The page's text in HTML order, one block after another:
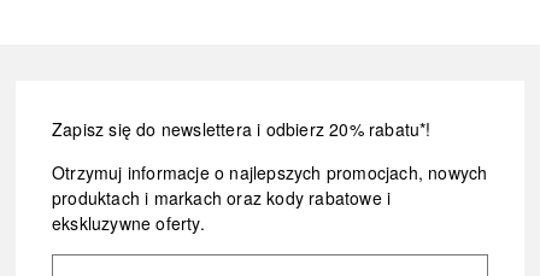
Zapisz się do newslettera i odbierz 20% rabatu*!
Otrzymuj informacje o najlepszych promocjach, nowych
produktach i markach oraz kody rabatowe i
ekskluzywne oferty.